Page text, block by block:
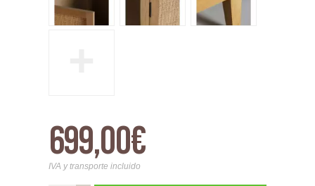
699,00€
IVA y transporte incluido